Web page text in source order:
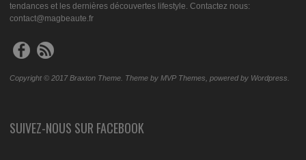
tendances et les dernières découvertes lifestyle. Contactez nous:
contact@magbeaute.fr
Copyright © 2017 Braxton Theme. Theme by MVP Themes, powered by Wordpress.
SUIVEZ-NOUS SUR FACEBOOK